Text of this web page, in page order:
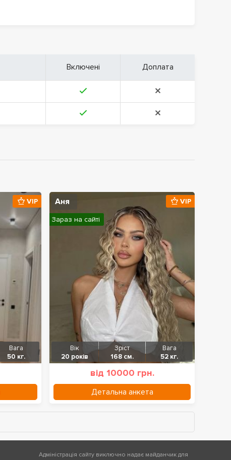
Включені Доплата
Вага
50 кг.
VIP Аня
Вік
20 років
Зріст
168 см.
Вага
52 кг.
від 10000 грн.
Детальна анкета
VIP
Зараз на сайті
Адміністрація сайту виключно надає майданчик для